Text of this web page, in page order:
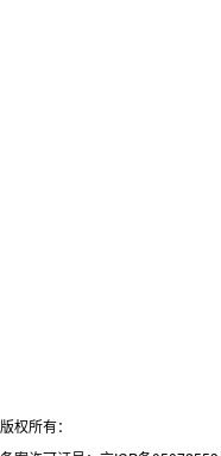
版权所有：